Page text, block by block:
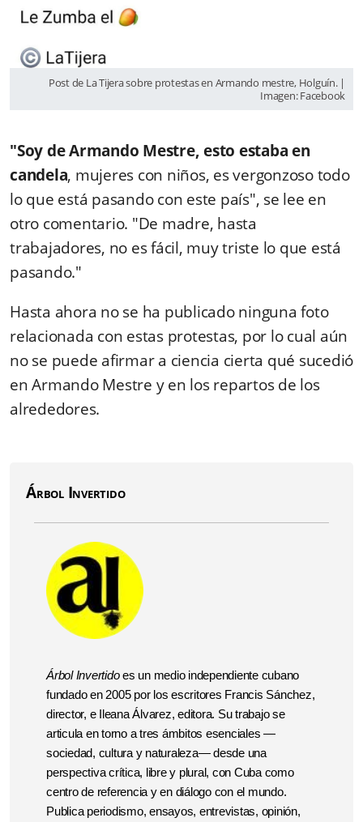
Post de La Tijera sobre protestas en Armando mestre, Holguín. |
Imagen: Facebook
"Soy de Armando Mestre, esto estaba en
candela, mujeres con niños, es vergonzoso todo
lo que está pasando con este país", se lee en
otro comentario. "De madre, hasta
trabajadores, no es fácil, muy triste lo que está
pasando."
Hasta ahora no se ha publicado ninguna foto
relacionada con estas protestas, por lo cual aún
no se puede afirmar a ciencia cierta qué sucedió
en Armando Mestre y en los repartos de los
alrededores.
Árbol Invertido
Árbol Invertidoes un medio independiente cubano
fundado en 2005 por los escritores Francis Sánchez,
director, e Ileana Álvarez, editora. Su trabajo se
articula en torno a tres ámbitos esenciales —
sociedad, cultura y naturaleza— desde una
perspectiva crítica, libre y plural, con Cuba como
centro de referencia y en diálogo con el mundo.
Publica periodismo, ensayos, entrevistas, opinión,